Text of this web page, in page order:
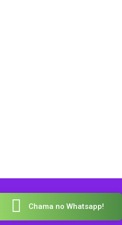
Chama no Whatsapp!